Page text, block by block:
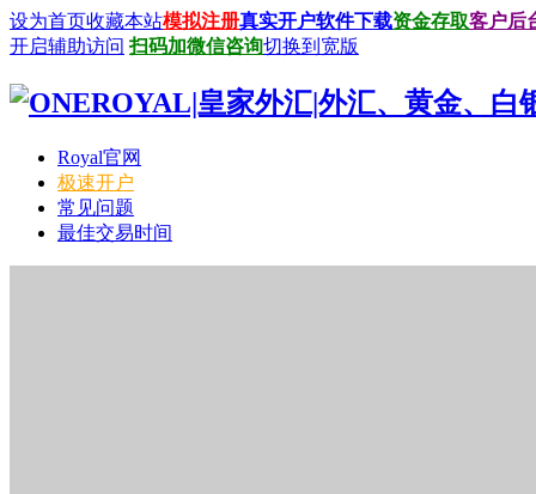
设为首页收藏本站模拟注册真实开户软件下载资金存取客户后
开启辅助访问 扫码加微信咨询切换到宽版
Royal官网
极速开户
常见问题
最佳交易时间